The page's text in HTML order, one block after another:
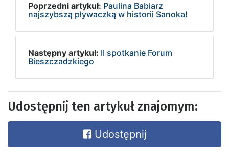
Poprzedni artykuł: Paulina Babiarz
najszybszą pływaczką w historii Sanoka!
Następny artykuł: II spotkanie Forum
Bieszczadzkiego
Udostępnij ten artykuł znajomym:
Udostępnij